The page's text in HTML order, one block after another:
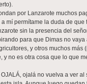
por Lanzarote muchos
mí permítame la duda de que
sin la presencia del
para que Dimas no
y otros muchos más
y no es otra cosa que lo que
ojalá no vuelva a ver